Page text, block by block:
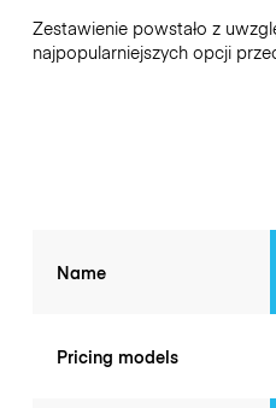
Zestawienie powstało z
najpopularniejszych opcji
Name
Pricing models